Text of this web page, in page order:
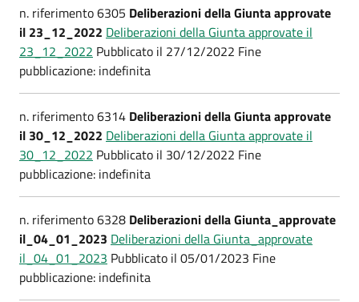
n. riferimento 6305 Deliberazioni della Giunta approvate
il 23_12_2022 Deliberazioni della Giunta approvate il
23_12_2022 Pubblicato il 27/12/2022 Fine
pubblicazione: indefinita
n. riferimento 6314 Deliberazioni della Giunta approvate
il 30_12_2022 Deliberazioni della Giunta approvate il
30_12_2022 Pubblicato il 30/12/2022 Fine
pubblicazione: indefinita
n. riferimento 6328 Deliberazioni della Giunta_approvate
il_04_01_2023 Deliberazioni della Giunta_approvate
il_04_01_2023 Pubblicato il 05/01/2023 Fine
pubblicazione: indefinita